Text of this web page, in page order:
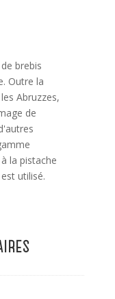
brebis
Outre la
Abruzzes,
de
la pistache
utilisé.